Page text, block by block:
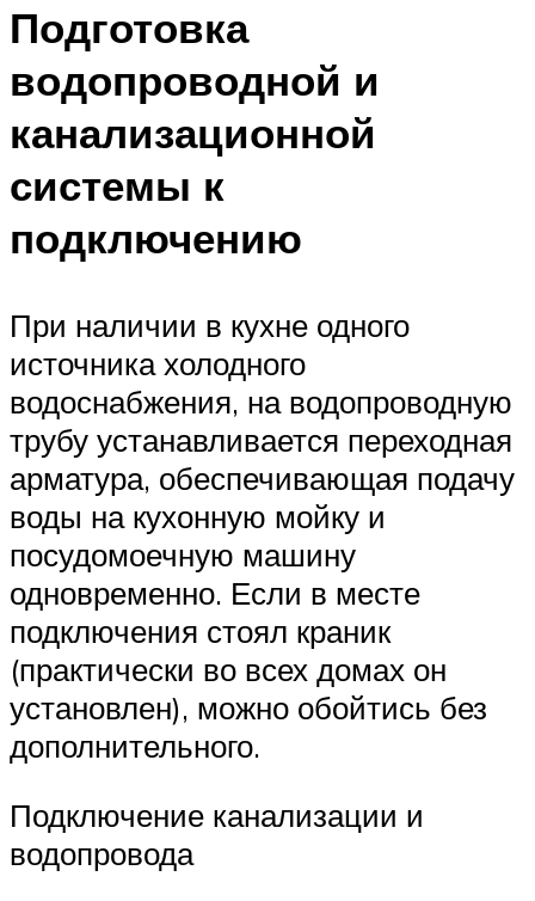
Подготовка
водопроводной и
канализационной
системы к
подключению
При наличии в кухне одного
источника холодного
водоснабжения, на водопроводную
трубу устанавливается переходная
арматура, обеспечивающая подачу
воды на кухонную мойку и
посудомоечную машину
одновременно. Если в месте
подключения стоял краник
(практически во всех домах он
установлен), можно обойтись без
дополнительного.
Подключение канализации и
водопровода